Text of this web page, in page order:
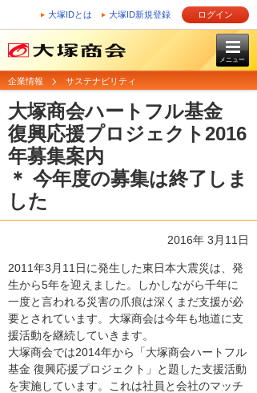
大塚IDとは 大塚ID新規登録 ログイン
メニュー
企業情報 サステナビリティ
大塚商会ハートフル基金
復興応援プロジェクト2016
年募集案内
＊ 今年度の募集は終了しま
した
2016年 3月11日
2011年3月11日に発生した東日本大震災は、発
生から5年を迎えました。しかしながら千年に
一度と言われる災害の爪痕は深くまだ支援が必
要とされています。大塚商会は今年も地道に支
援活動を継続していきます。
大塚商会では2014年から「大塚商会ハートフル
基金 復興応援プロジェクト」と題した支援活動
を実施しています。これは社員と会社のマッチ